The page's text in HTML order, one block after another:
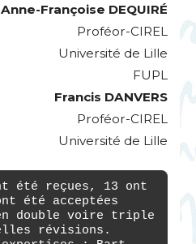
Anne-Françoise DEQUIRÉ
Proféor-CIREL
Université de Lille
FUPL
Francis DANVERS
Proféor-CIREL
Université de Lille